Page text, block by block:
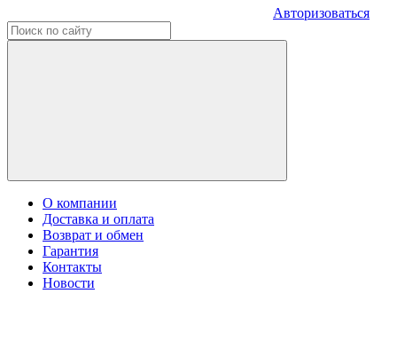
Авторизоваться
О компании
Доставка и оплата
Возврат и обмен
Гарантия
Контакты
Новости